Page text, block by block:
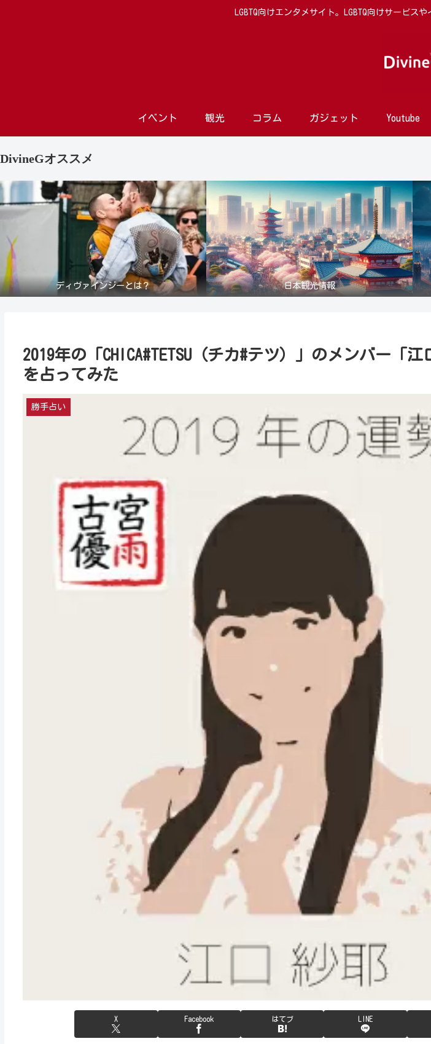
LGBTQ向けエンタメサイト。LGBTQ向けサービス
イベント 観光 コラム ガジェット Youtube
DivineGオススメ
ディヴァインジーとは？ 日本観光情報
2019年の「CHICA#TETSU（チカ#テツ）」のメンバー「
を占ってみた
勝手占い
X Facebook はてブ LINE